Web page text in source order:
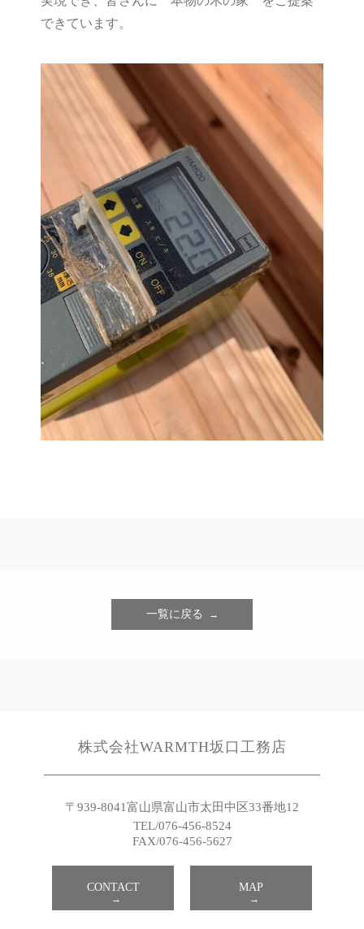
できています。
一覧に戻る
株式会社WARMTH坂口工務店
〒939-8041富山県富山市太田中区33番地12
TEL/076-456-8524
FAX/076-456-5627
CONTACT MAP